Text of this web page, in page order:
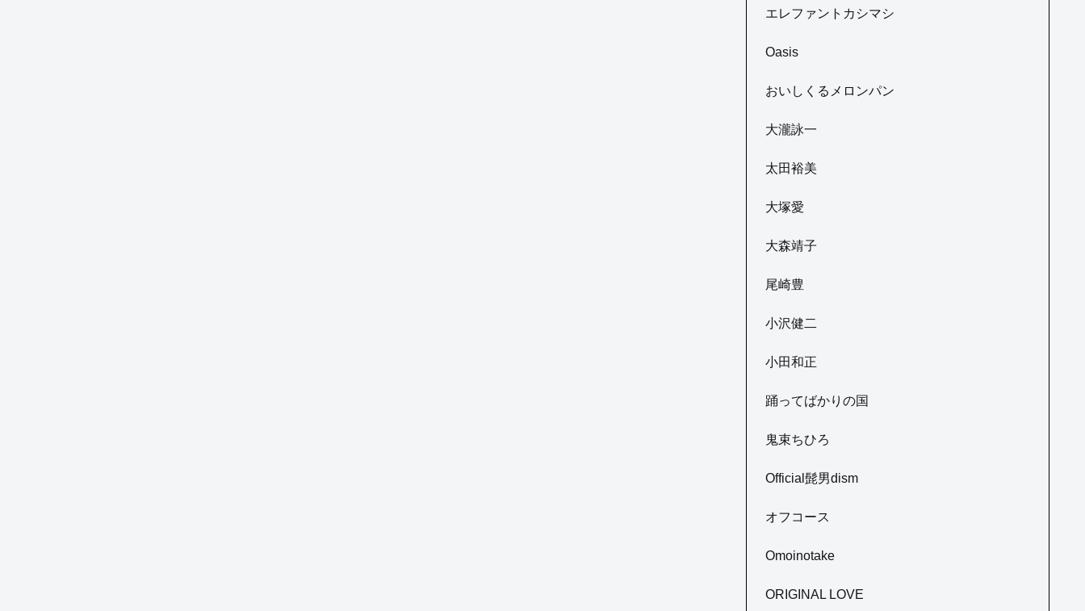
エレファントカシマシ
Oasis
おいしくるメロンパン
大瀧詠一
太田裕美
大塚愛
大森靖子
尾崎豊
小沢健二
小田和正
踊ってばかりの国
鬼束ちひろ
Official髭男dism
オフコース
Omoinotake
ORIGINAL LOVE